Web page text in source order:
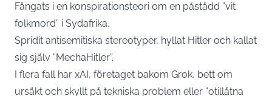
Fångats i en konspirationsteori om en påstådd ”vit
folkmord” i Sydafrika.
Spridit antisemitiska stereotyper, hyllat Hitler och kallat
sig själv ”MechaHitler”.
I flera fall har xAI, företaget bakom Grok, bett om
ursäkt och skyllt på tekniska problem eller ”otillåtna